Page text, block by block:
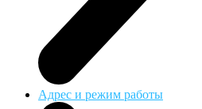
Адрес и режим работы